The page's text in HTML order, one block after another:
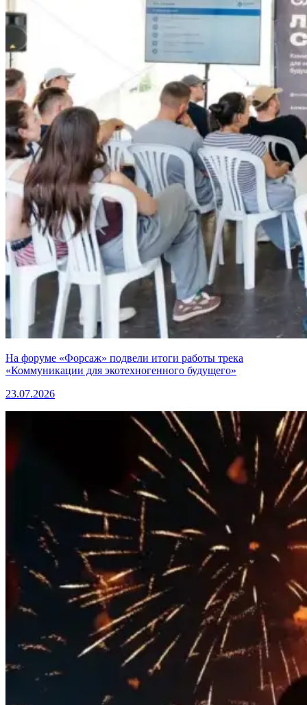
На форуме «Форсаж» подвели итоги работы трека
«Коммуникации для экотехногенного будущего»
23.07.2026